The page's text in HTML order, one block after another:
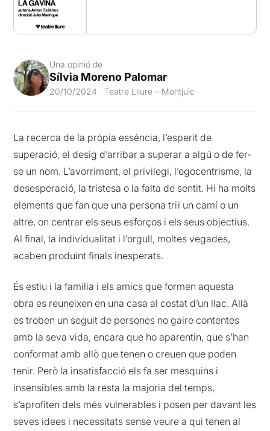
Una opinió de
Sílvia Moreno Palomar
20/10/2024 · Teatre Lliure – Montjuïc
La recerca de la pròpia essència, l’esperit de
superació, el desig d’arribar a superar a algú o de fer-
se un nom. L’avorriment, el privilegi, l’egocentrisme, la
desesperació, la tristesa o la falta de sentit. Hi ha molts
elements que fan que una persona triï un camí o un
altre, on centrar els seus esforços i els seus objectius.
Al final, la individualitat i l’orgull, moltes vegades,
acaben produint finals inesperats.
És estiu i la família i els amics que formen aquesta
obra es reuneixen en una casa al costat d’un llac. Allà
es troben un seguit de persones no gaire contentes
amb la seva vida, encara que ho aparentin, que s’han
conformat amb allò que tenen o creuen que poden
tenir. Però la insatisfacció els fa ser mesquins i
insensibles amb la resta la majoria del temps,
s’aprofiten dels més vulnerables i posen per davant les
seves idees i necessitats sense veure a qui tenen al